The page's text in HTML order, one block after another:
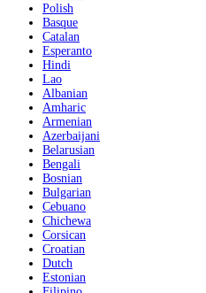
Polish
Basque
Catalan
Esperanto
Hindi
Lao
Albanian
Amharic
Armenian
Azerbaijani
Belarusian
Bengali
Bosnian
Bulgarian
Cebuano
Chichewa
Corsican
Croatian
Dutch
Estonian